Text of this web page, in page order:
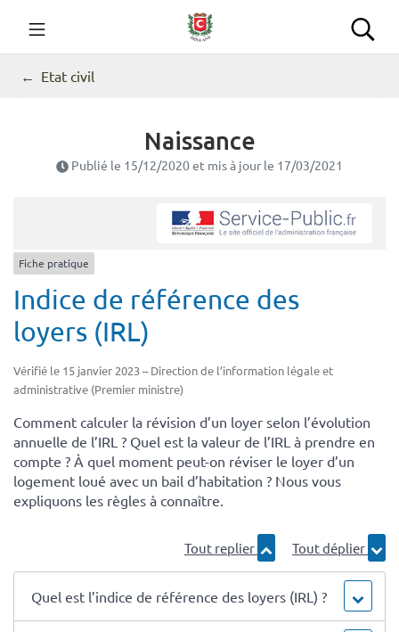
contenu
Commune de Seillans
Etat civil
Naissance
Publié le 15/12/2020et mis à jour le 17/03/2021
Fiche pratique
Indice de référence des
loyers (IRL)
Vérifié le 15 janvier 2023 – Direction de l’information légale et
administrative (Premier ministre)
Comment calculer la révision d’un loyer selon l’évolution
annuelle de l’IRL ? Quel est la valeur de l’IRL à prendre en
compte ? À quel moment peut-on réviser le loyer d’un
logement loué avec un bail d’habitation ? Nous vous
expliquons les règles à connaître.
Tout replier Tout déplier
Quel est l’indice de référence des loyers (IRL) ?